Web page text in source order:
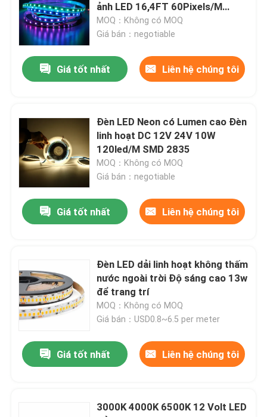
Liên hệ chúng tôi
Tin tức
Đèn LED Dải Neon
Đèn Neon Dải Linh Hoạt
Dải đèn neon silicon
Dải đèn LED linh hoạt
Dưới ánh sáng dải LED tủ
Đèn trang sức LED
ảnh LED 16,4FT 60Pixels/M
300Pixels có thể định địa chỉ
riêng lẻ
MOQ：Không có MOQ
Giá bán：negotiable
Giá tốt nhất Liên hệ chúng tôi
Đèn LED Neon có Lumen cao Đèn
linh hoạt DC 12V 24V 10W
120led/M SMD 2835
MOQ：Không có MOQ
Giá bán：negotiable
Giá tốt nhất Liên hệ chúng tôi
Đèn LED dải linh hoạt không thấm
nước ngoài trời Độ sáng cao 13w
để trang trí
MOQ：Không có MOQ
Giá bán：USD0.8~6.5 per meter
Giá tốt nhất Liên hệ chúng tôi
3000K 4000K 6500K 12 Volt LED